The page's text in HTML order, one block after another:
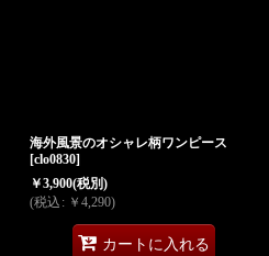
海外風景のオシャレ柄ワンピース
[clo0830]
￥3,900(税別)
(税込 : ￥ 4,290)
カートに入れる